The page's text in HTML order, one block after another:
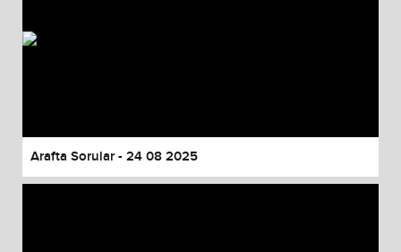
Arafta Sorular - 24 08 2025